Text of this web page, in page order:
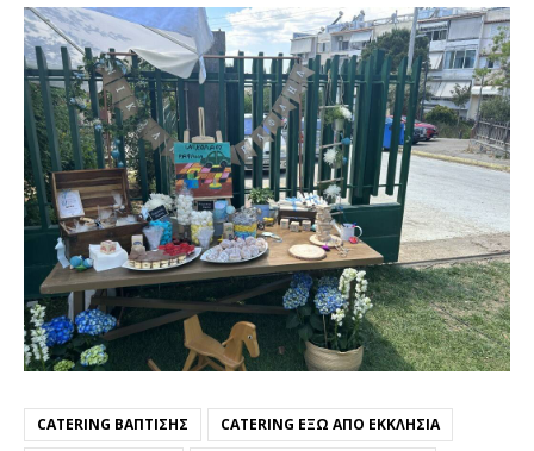
CATERING ΒΆΠΤΙΣΗΣ
CATERING ΈΞΩ ΑΠΌ ΕΚΚΛΗΣΊΑ